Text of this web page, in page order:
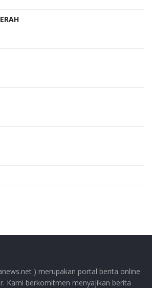
) merupakan portal berita online
Kami berkomitmen menyajikan berita